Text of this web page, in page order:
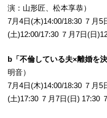
演：山形匠、松本享恭）
7月4日(木)14:00/18:30 ７月5
(土)12:00/17:30 ７月7日(日
b「不倫している夫×離婚を決
明音）
7月4日(木)14:00/18:30 ７月5
(土)17:30 ７月7日(日) 17:30